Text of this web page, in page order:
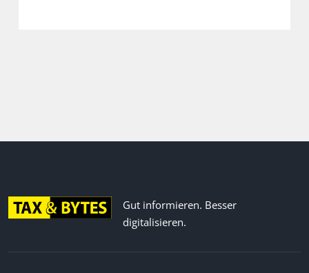
Gut informieren. Besser
digitalisieren.